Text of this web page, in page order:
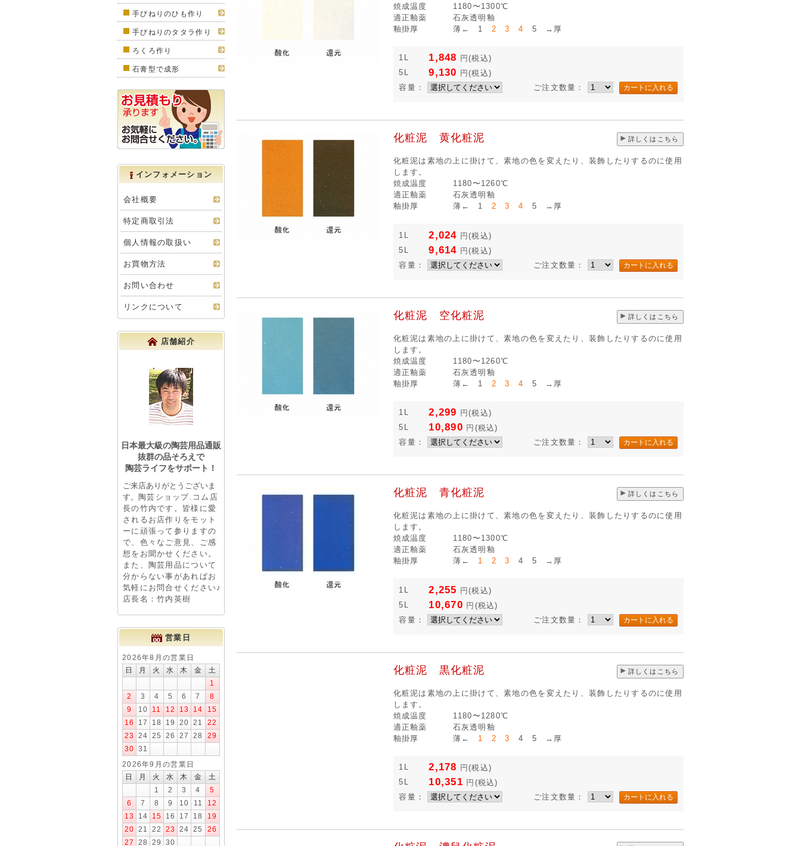
焼成温度
1180〜1300℃
適正釉薬
石灰透明釉
釉掛厚
薄← 1 2 3 4 5 →厚
1L 1,848 円(税込)
5L
9,130 円(税込)
容量：
ご注文数量：
化粧泥 黄化粧泥 詳しくはこちら
化粧泥は素地の上に掛けて、素地の色を変えたり、装飾したりするのに使用
します。
焼成温度
1180〜1260℃
適正釉薬
石灰透明釉
釉掛厚
薄← 1 2 3 4 5 →厚
1L 2,024 円(税込)
5L
9,614 円(税込)
容量：
ご注文数量：
化粧泥 空化粧泥 詳しくはこちら
化粧泥は素地の上に掛けて、素地の色を変えたり、装飾したりするのに使用
します。
焼成温度
1180〜1260℃
適正釉薬
石灰透明釉
釉掛厚
薄← 1 2 3 4 5 →厚
1L 2,299 円(税込)
5L
10,890 円 (税込)
容量：
ご注文数量：
化粧泥 青化粧泥 詳しくはこちら
化粧泥は素地の上に掛けて、素地の色を変えたり、装飾したりするのに使用
します。
焼成温度
1180〜1300℃
適正釉薬
石灰透明釉
釉掛厚
薄← 1 2 3 4 5 →厚
1L 2,255 円(税込)
5L
10,670 円 (税込)
容量：
ご注文数量：
化粧泥 黒化粧泥 詳しくはこちら
化粧泥は素地の上に掛けて、素地の色を変えたり、装飾したりするのに使用
します。
焼成温度
1180〜1280℃
適正釉薬
石灰透明釉
釉掛厚
薄← 1 2 3 4 5 →厚
1L 2,178 円(税込)
5L
10,351 円 (税込)
容量：
ご注文数量：
手びねりのひも作り
手びねりのタタラ作り
ろくろ作り
石膏型で成形
インフォメーション
会社概要
特定商取引法
個人情報の取扱い
お買物方法
お問い合わせ
リンクについて
店舗紹介
日本最大級の陶芸用品通販
抜群の品そろえで
陶芸ライフをサポート！
ご来店ありがとうございま
す。 陶芸ショップ.コム店
長の竹内です。皆様に愛
されるお店作りをモット
ーに頑張って参りますの
で、色々なご意見、ご感
想をお聞かせください。
また、陶芸用品について
分からない事があればお
気軽にお問合せください♪
店長名：竹内英樹
営業日
2026年8月の営業日
日
月 火 水 木 金
土
1
2
3 4 5 6 7
8
9
10 11 12 13 14
15
16
17 18 19 20 21
22
23 24 25 26 27 28
29
30 31
2026年9月の営業日
日
月 火 水 木 金
土
1
2 3 4
5
6
7 8 9 10 11
12
13
14 15 16 17 18
19
20 21 22 23 24 25
26
27
28 29 30